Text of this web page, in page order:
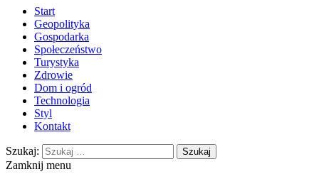
Start
Geopolityka
Gospodarka
Społeczeństwo
Turystyka
Zdrowie
Dom i ogród
Technologia
Styl
Kontakt
Szukaj:
Zamknij menu